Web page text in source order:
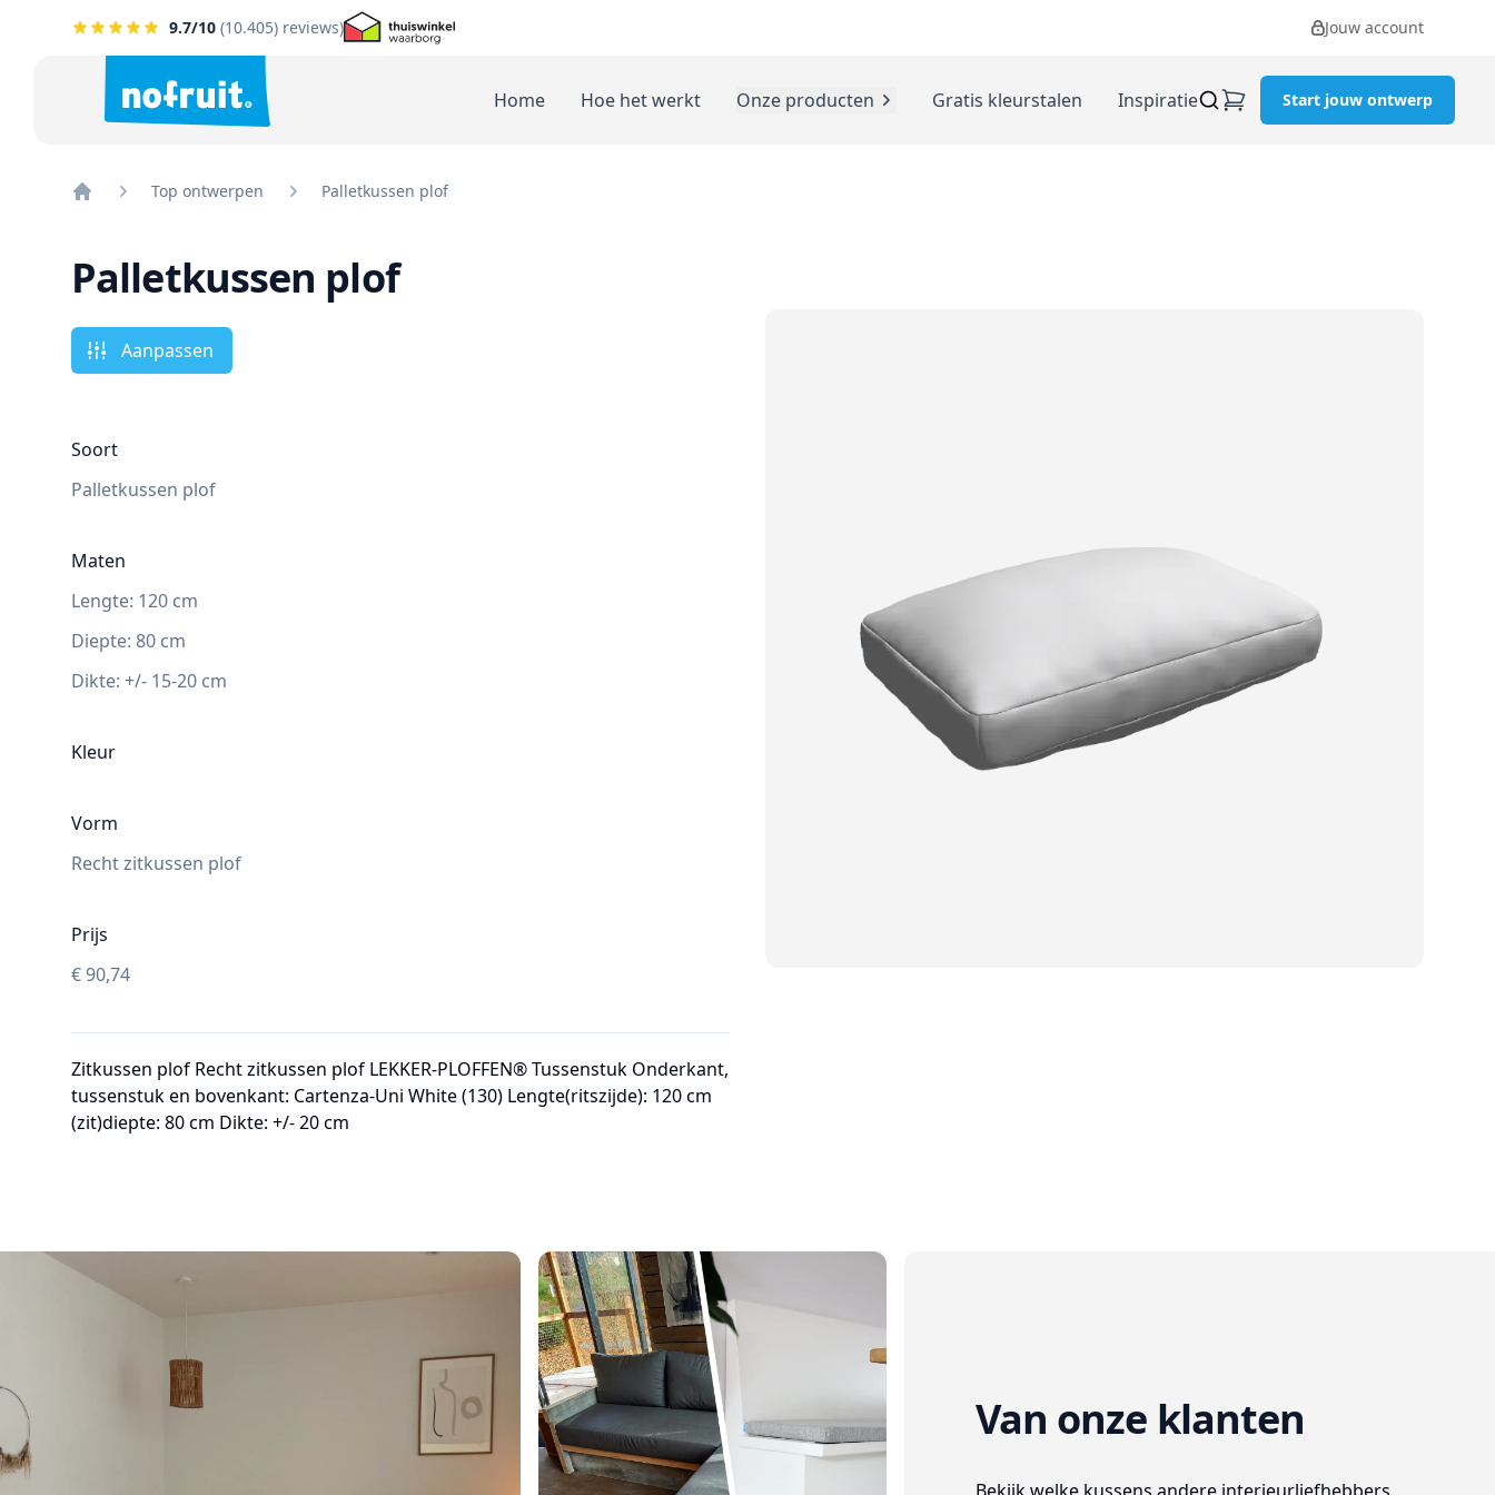
9.7/10 (10.405) reviews) Jouw account
Home Hoe het werkt Onze producten Gratis kleurstalen Inspiratie Start jouw ontwerp
Top ontwerpen Palletkussen plof
Palletkussen plof
Aanpassen
Soort
Palletkussen plof
Maten
Lengte: 120 cm
Diepte: 80 cm
Dikte: +/- 15-20 cm
Kleur
Vorm
Recht zitkussen plof
Prijs
€90,74
Zitkussen plof Recht zitkussen plof LEKKER-PLOFFEN® Tussenstuk Onderkant,
tussenstuk en bovenkant: Cartenza-Uni White (130) Lengte(ritszijde): 120 cm
(zit)diepte: 80 cm Dikte: +/- 20 cm
Van onze klanten